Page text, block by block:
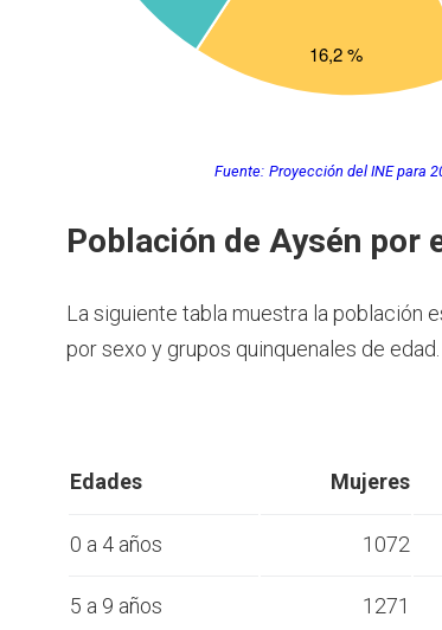
Fuente: Proyección del INE para
Población de Aysén por
La siguiente tabla muestra la población
por sexo y grupos quinquenales de edad.
Edades Mujeres
0 a 4 años 1072
5 a 9 años 1271